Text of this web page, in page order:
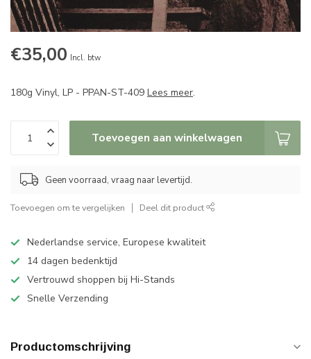
€35,00 Incl. btw
180g Vinyl, LP - PPAN-ST-409 Lees meer.
Toevoegen aan winkelwagen
Geen voorraad, vraag naar levertijd.
Toevoegen om te vergelijken Deel dit product
Nederlandse service, Europese kwaliteit
14 dagen bedenktijd
Vertrouwd shoppen bij Hi-Stands
Snelle Verzending
Productomschrijving